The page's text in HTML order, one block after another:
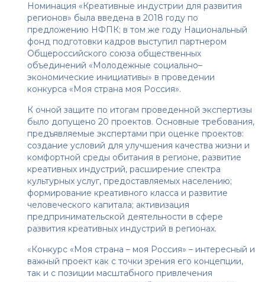
Номинация «Креативные индустрии для развития
регионов» была введена в 2018 году по
предложению НФПК; в том же году Национальный
фонд подготовки кадров выступил партнером
Общероссийского союза общественных
объединений «Молодежные социально–
экономические инициативы» в проведении
конкурса «Моя страна моя Россия».
К очной защите по итогам проведенной экспертизы
было допущено 20 проектов. Основные требования,
предъявляемые экспертами при оценке проектов:
создание условий для улучшения качества жизни и
комфортной среды обитания в регионе, развитие
креативных индустрий, расширение спектра
культурных услуг, предоставляемых населению;
формирование креативного класса и развитие
человеческого капитала; активизация
предпринимательской деятельности в сфере
развития креативных индустрий в регионах.
«Конкурс «Моя страна – моя Россия» – интересный и
важный проект как с точки зрения его концепции,
так и с позиции масштабного привлечения